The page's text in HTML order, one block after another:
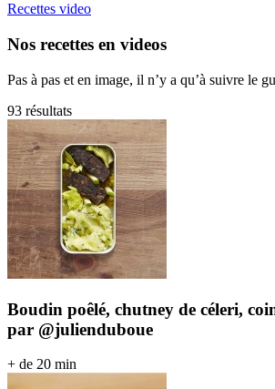
Recettes video
Nos recettes en videos
Pas à pas et en image, il n’y a qu’à suivre le
93 résultats
Boudin poêlé, chutney de céleri,
par @julienduboue
+ de 20 min